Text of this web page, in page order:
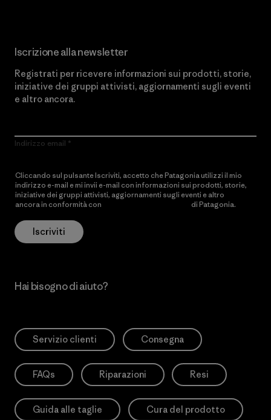
Iscrizione alla newsletter
Registrati per ricevere informazioni sui prodotti, storie,
iniziative dei gruppi attivisti, aggiornamenti sugli eventi
e altro ancora.
Indirizzo email
Cliccando sul pulsante Iscriviti, accetto che Patagonia utilizzi il mio
indirizzo e-mail e mi invii e-mail con informazioni sui prodotti, storie,
iniziative dei gruppi attivisti, aggiornamenti sugli eventi e altro
ancora in conformità con
di Patagonia.
Iscriviti
Hai bisogno di aiuto?
Servizio clienti Consegna
FAQs Riparazioni Resi
Guida alle taglie Cura del prodotto